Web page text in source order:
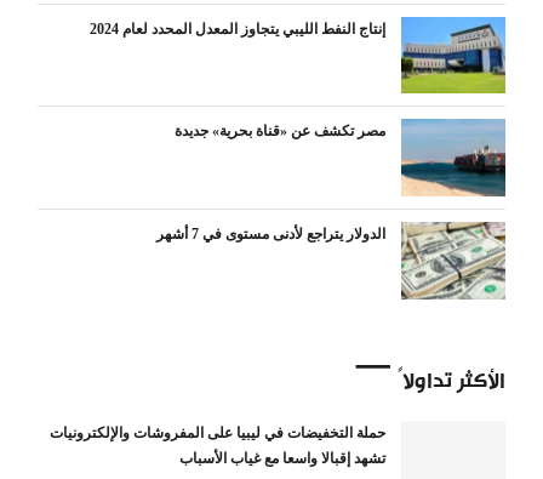
إنتاج النفط الليبي يتجاوز المعدل المحدد لعام 2024
مصر تكشف عن «قناة بحرية» جديدة
الدولار يتراجع لأدنى مستوى في 7 أشهر
الأكثر تداولاً
حملة التخفيضات في ليبيا على المفروشات والإلكترونيات
تشهد إقبالا واسعا مع غياب الأسباب